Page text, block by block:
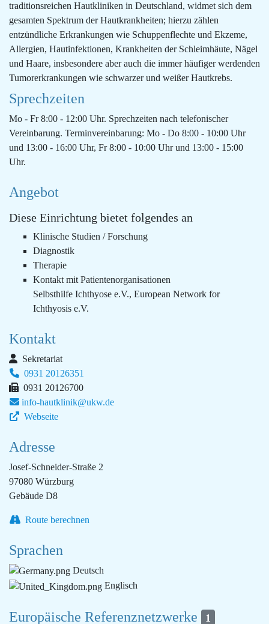
traditionsreichen Hautkliniken in Deutschland, widmet sich dem
gesamten Spektrum der Hautkrankheiten; hierzu zählen
entzündliche Erkrankungen wie Schuppenflechte und Ekzeme,
Allergien, Hautinfektionen, Krankheiten der Schleimhäute, Nägel
und Haare, insbesondere aber auch die immer häufiger werdenden
Tumorerkrankungen wie schwarzer und weißer Hautkrebs.
Sprechzeiten
Mo - Fr 8:00 - 12:00 Uhr. Sprechzeiten nach telefonischer
Vereinbarung. Terminvereinbarung: Mo - Do 8:00 - 10:00 Uhr
und 13:00 - 16:00 Uhr, Fr 8:00 - 10:00 Uhr und 13:00 - 15:00
Uhr.
Angebot
Diese Einrichtung bietet folgendes an
Klinische Studien / Forschung
Diagnostik
Therapie
Kontakt mit Patientenorganisationen
Selbsthilfe Ichthyose e.V., European Network for
Ichthyosis e.V.
Kontakt
Sekretariat
0931 20126351
0931 20126700
info-hautklinik@ukw.de
Webseite
Adresse
Josef-Schneider-Straße 2
97080 Würzburg
Gebäude D8
Route berechnen
Sprachen
Deutsch
Englisch
Europäische Referenznetzwerke 1